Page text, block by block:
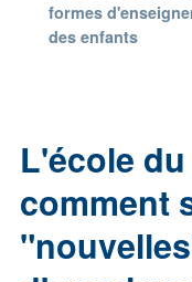
formes
des enfants
L'école
comment